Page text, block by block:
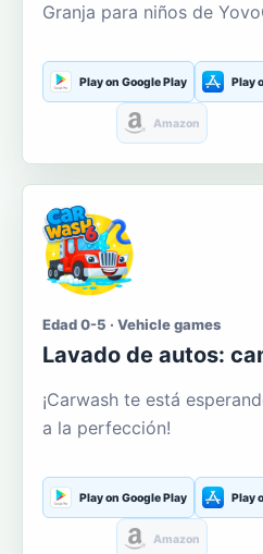
Granja para niños de
Play on Google Play Play
Amazon
Edad 0-5 · Vehicle games
Lavado de autos:
¡Carwash te está
a la perfección!
Play on Google Play Play
Amazon